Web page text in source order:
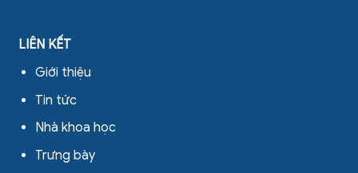
LIÊN KẾT
Giới thiệu
Tin tức
Nhà khoa học
Trưng bày